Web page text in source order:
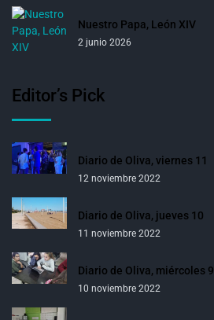
Nuestro Papa, León XIV
2 junio 2026
Editor’s Pick
Diario de Oliva, viernes 11
12 noviembre 2022
Diario de Oliva, jueves 10
11 noviembre 2022
Diario de Oliva, miércoles 9
10 noviembre 2022